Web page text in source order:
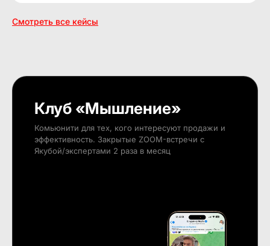
Смотреть все кейсы
Клуб «Мышление»
Комьюнити для тех, кого интересуют продажи и
эффективность. Закрытые ZOOM-встречи с
Якубой/экспертами 2 раза в месяц